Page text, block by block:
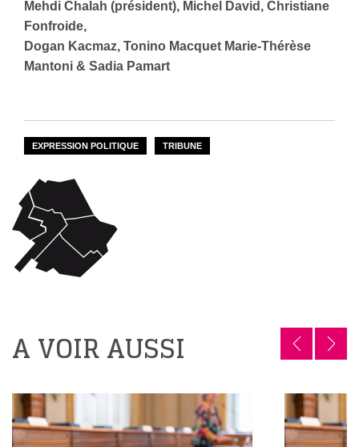
Mehdi Chalah (président), Michel David, Christiane
Fonfroide,
Dogan Kacmaz, Tonino Macquet Marie-Thérèse
Mantoni & Sadia Pamart
EXPRESSION POLITIQUE TRIBUNE
A VOIR AUSSI